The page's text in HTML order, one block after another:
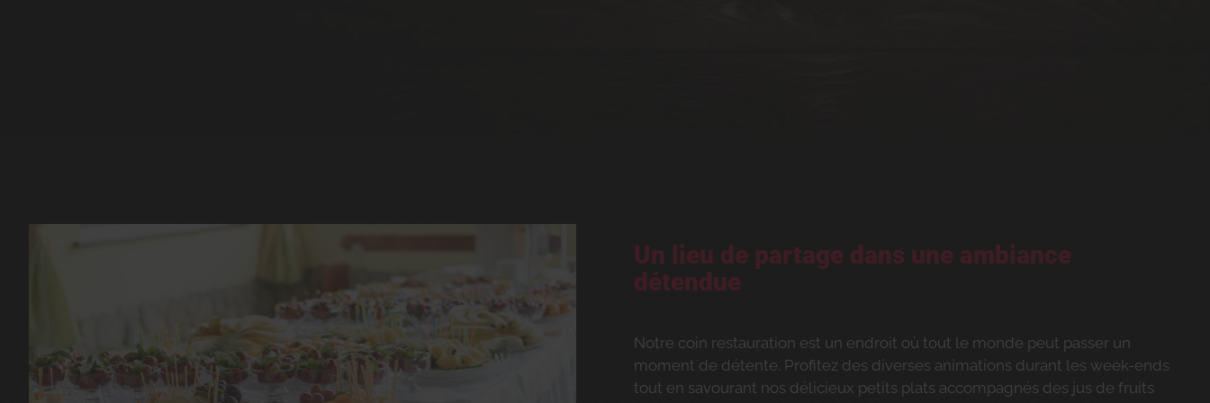
Un lieu de partage dans une ambiance
détendue
Notre coin restauration est un endroit où tout le monde peut passer un
moment de détente. Profitez des diverses animations durant les week-ends
tout en savourant nos délicieux petits plats accompagnés des jus de fruits